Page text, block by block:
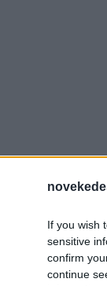
If you wish
sensitive
confirm
continue